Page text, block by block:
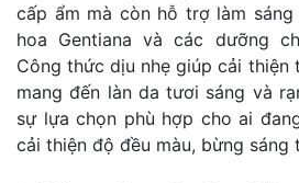
cấp ẩm mà còn hỗ trợ làm
hoa Gentiana và các dưỡng
Công thức dịu nhẹ giúp cải thiện
mang đến làn da tươi sáng và
sự lựa chọn phù hợp cho ai
cải thiện độ đều màu, bừng sáng